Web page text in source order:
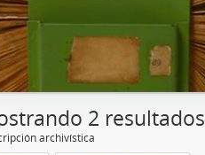
2 resultados
archivística